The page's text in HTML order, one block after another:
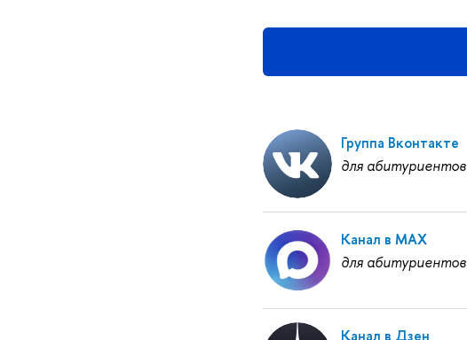
Группа Вконтакте
для абитуриентов
Канал в MAX
для абитуриентов
Канал в Дзен